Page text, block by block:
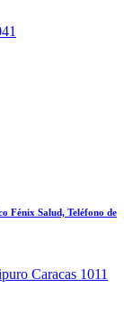
Fénix Salud, Teléfono de
Caracas 1011